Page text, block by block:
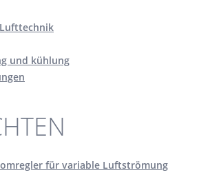
und kühlung
für variable Luftströmung